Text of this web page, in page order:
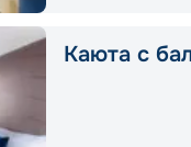
Каюта с